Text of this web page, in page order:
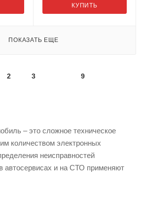
КУПИТЬ
ПОКАЗАТЬ ЕЩЕ
2 3 9
– это сложное техническое
количеством электронных
неисправностей
автосервисах и на СТО применяют